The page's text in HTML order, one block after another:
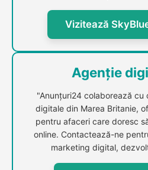
Vizitează
Agenție
"Anunțuri24 colaborează cu
digitale din Marea Britanie,
pentru afaceri care doresc
online. Contactează-ne
marketing digital,